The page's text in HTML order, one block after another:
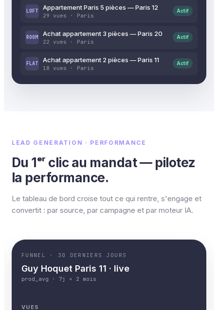
LOFT Appartement Paris 5 pièces — Paris 12
29 vues · Paris
Actif
ROOM Achat appartement 3 pièces — Paris 20
22 vues · Paris
Actif
FLAT Achat appartement 2 pièces — Paris 11
18 vues · Paris
Actif
LEAD GENERATION · PERFORMANCE
Du 1ᵉʳ clic au mandat — pilotez
la performance.
Le tableau de bord croise tout ce qui rentre, s'engage et
convertit : par source, par campagne et par moteur IA.
FUNNEL · 30 DERNIERS JOURS
Guy Hoquet Paris 11 · live
prod_avg · 7j × 2 mois
VUES